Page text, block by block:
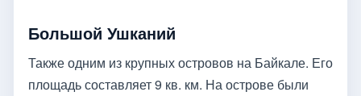
Большой Ушканий
Также одним из крупных островов на Байкале. Его
площадь составляет 9 кв. км. На острове были